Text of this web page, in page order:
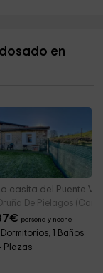
en
casita del Puente
De Pielagos
€ persona y noche
1 Dormitorios, 1 Baños,
Plazas